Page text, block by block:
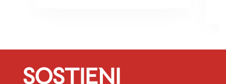
SOSTIENI